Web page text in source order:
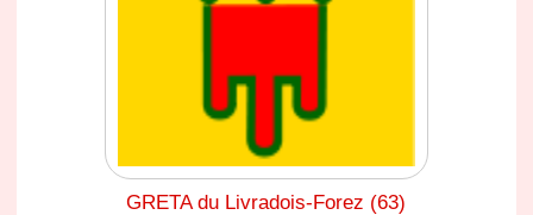
GRETA du Livradois-Forez (63)